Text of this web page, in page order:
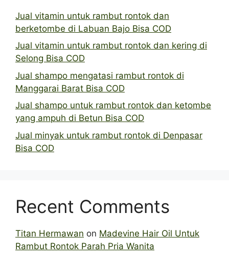
Jual vitamin untuk rambut rontok dan
berketombe di Labuan Bajo Bisa COD
Jual vitamin untuk rambut rontok dan kering di
Selong Bisa COD
Jual shampo mengatasi rambut rontok di
Manggarai Barat Bisa COD
Jual shampo untuk rambut rontok dan ketombe
yang ampuh di Betun Bisa COD
Jual minyak untuk rambut rontok di Denpasar
Bisa COD
Recent Comments
Titan Hermawan on Madevine Hair Oil Untuk
Rambut Rontok Parah Pria Wanita